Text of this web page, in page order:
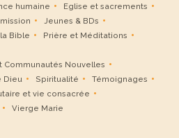
humaine
Eglise et sacrements
Jeunes & BDs
Bible
Prière et Méditations
Communautés Nouvelles
Dieu Spiritualité
Témoignages
et vie consacrée
Vierge Marie